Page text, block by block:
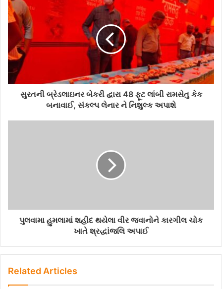
r
E
i
l
a
d
સુરતની બ્રેડલાઇનર બેકરી દ્વારા 48 ફૂટ લાંબી રામસેતુ કેક
બનાવાઈ, સંકલ્પ લેનાર ને નિશુલ્ક અપાશે
પુલવામા હુમલામાં શહીદ થયેલા વીર જવાનોને કારગીલ ચોક
ખાતે શ્રદ્ધાંજલિ અપાઈ
Related Articles